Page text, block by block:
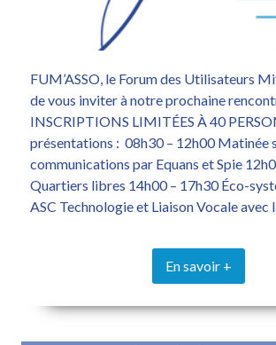
FUM’ASSO, le Forum des Utilisateurs
de vous inviter à notre prochaine
INSCRIPTIONS LIMITÉES À 40
présentations : 08h30 – 12h00 Matinée
communications par Equans et Spie
Quartiers libres 14h00 – 17h30 Éco-
ASC Technologie et Liaison Vocale avec
En savoir +